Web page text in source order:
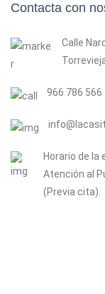
Contacta con
Calle
966 786 566
Horario de la
Atención al
(Previa cita).